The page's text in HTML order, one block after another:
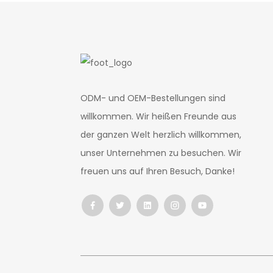
ODM- und OEM-Bestellungen sind
willkommen. Wir heißen Freunde aus
der ganzen Welt herzlich willkommen,
unser Unternehmen zu besuchen. Wir
freuen uns auf Ihren Besuch, Danke!